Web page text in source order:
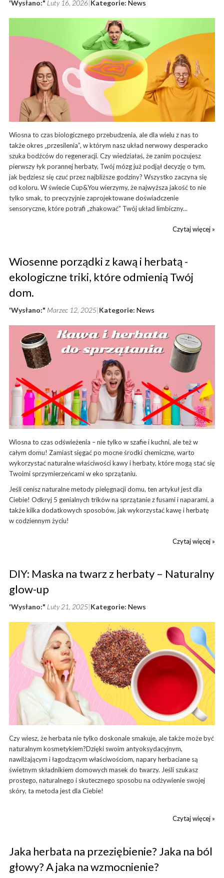
'Wysłano:" Luty 16, 2026 Kategorie: News
Wiosna to czas biologicznego przebudzenia, ale dla wielu z nas to
także okres „przesilenia”, w którym nasz układ nerwowy desperacko
szuka bodźców do regeneracji. Czy wiedziałaś, że zanim poczujesz
pierwszy łyk porannej herbaty, Twój mózg już podjął decyzję o tym,
jak będziesz się czuć przez najbliższe godziny? Wszystko zaczyna się
od koloru. W świecie Cup&You wierzymy, że najwyższa jakość to nie
tylko smak, to precyzyjnie zaprojektowane doświadczenie
sensoryczne, które potrafi „zhakować” Twój układ limbiczny...
Czytaj więcej »
Wiosenne porządki z kawą i herbatą -
ekologiczne triki, które odmienią Twój
dom.
'Wysłano:" Marzec 12, 2025 Kategorie: News
Wiosna to czas odświeżenia – nie tylko w szafie i kuchni, ale też w
całym domu! Zamiast sięgać po mocne środki chemiczne, warto
wykorzystać naturalne właściwości kawy i herbaty, które mogą stać się
Twoimi sprzymierzeńcami w eko sprzątaniu.
Jeśli cenisz naturalne metody pielęgnacji domu, ten artykuł jest dla
Ciebie! Odkryj 5 genialnych trików na sprzątanie z fusami i naparami, a
także kilka dodatkowych sposobów, jak wykorzystać kawę i herbatę
w codziennym życiu!
Czytaj więcej »
DIY: Maska na twarz z herbaty – Naturalny
glow-up
'Wysłano:" Luty 21, 2025 Kategorie: News
Czy wiesz, że herbata nie tylko doskonale smakuje, ale także może być
naturalnym kosmetykiem?Dzięki swoim antyoksydacyjnym,
nawilżającym i łagodzącym właściwościom, napary herbaciane są
świetnym składnikiem domowych masek do twarzy. Jeśli szukasz
prostego, naturalnego i skutecznego sposobu na odżywienie swojej
skóry, ta metoda jest dla Ciebie!
Czytaj więcej »
Jaka herbata na przeziębienie? Jaka na ból
głowy? A jaka na wzmocnienie?